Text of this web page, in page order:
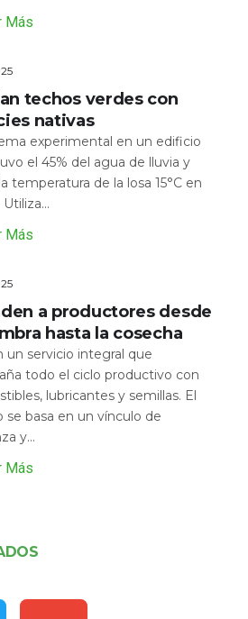
Más
techos verdes con
nativas
experimental en un edificio
el 45% del agua de lluvia y
temperatura de la losa 15°C en
Más
a productores desde
hasta la cosecha
un servicio integral que
todo el ciclo productivo con
lubricantes y semillas. El
se basa en un vínculo de
y...
Más